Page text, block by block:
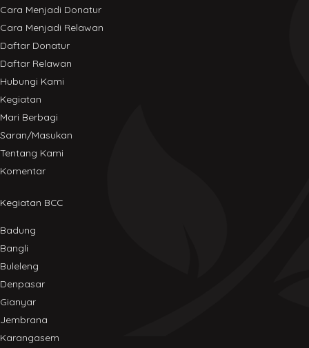
Cara Menjadi Donatur
Cara Menjadi Relawan
Daftar Donatur
Daftar Relawan
Hubungi Kami
Kegiatan
Mari Berbagi
Saran/Masukan
Tentang Kami
Komentar
Kegiatan BCC
Badung
Bangli
Buleleng
Denpasar
Gianyar
Jembrana
Karangasem